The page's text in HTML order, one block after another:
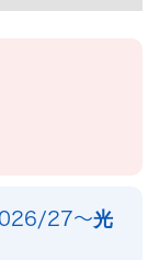
27～光